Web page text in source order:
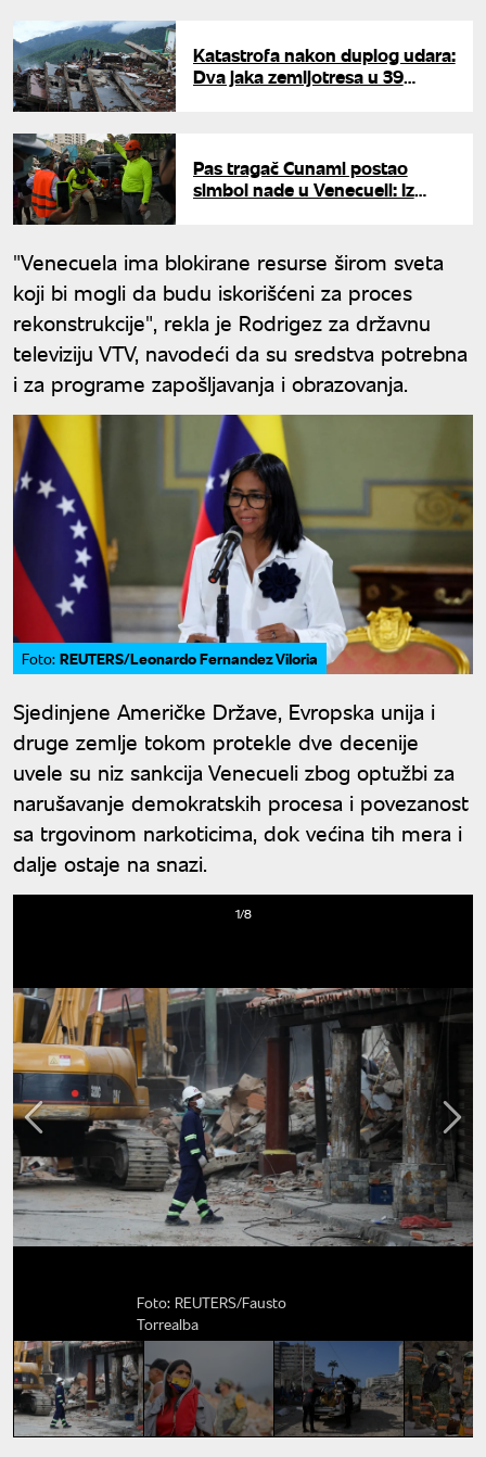
Katastrofa nakon duplog udara:
Dva jaka zemljotresa u 39
Pas tragač Cunami postao
simbol nade u Venecueli: Iz
"Venecuela ima blokirane resurse širom sveta
koji bi mogli da budu iskorišćeni za proces
rekonstrukcije", rekla je Rodrigez za državnu
televiziju VTV, navodeći da su sredstva potrebna
i za programe zapošljavanja i obrazovanja.
Foto: REUTERS/Leonardo Fernandez Viloria
Sjedinjene Američke Države, Evropska unija i
druge zemlje tokom protekle dve decenije
uvele su niz sankcija Venecueli zbog optužbi za
narušavanje demokratskih procesa i povezanost
sa trgovinom narkoticima, dok većina tih mera i
dalje ostaje na snazi.
Foto: REUTERS/Fausto
Torrealba
1/8